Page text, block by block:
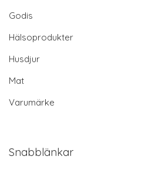
Godis
Hälsoprodukter
Husdjur
Mat
Varumärke
Snabblänkar